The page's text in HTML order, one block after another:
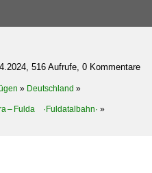
516 Aufrufe, 0 Kommentare
» Deutschland »
– Fulda ·Fuldatalbahn· »